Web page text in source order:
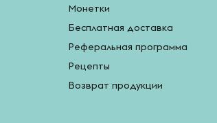
Монетки
Бесплатная доставка
Реферальная программа
Рецепты
Возврат продукции